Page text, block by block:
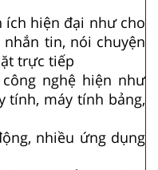
hiện đại như cho
tin, nói chuyện
trực tiếp
nghệ hiện như
tính, máy tính bảng,
nhiều ứng dụng